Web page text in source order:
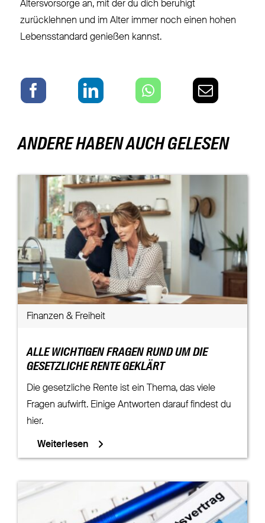
Altersvorsorge an, mit der du dich beruhigt
zurücklehnen und im Alter immer noch einen hohen
Lebensstandard genießen kannst.
ANDERE HABEN AUCH GELESEN
Finanzen & Freiheit
ALLE WICHTIGEN FRAGEN RUND UM DIE
GESETZLICHE RENTE GEKLÄRT
Die gesetzliche Rente ist ein Thema, das viele
Fragen aufwirft. Einige Antworten darauf findest du
hier.
Weiterlesen